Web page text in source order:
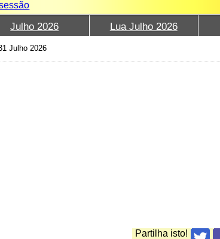
Julho 2026 Lua Julho 2026
Julho 2026
Partilha isto!